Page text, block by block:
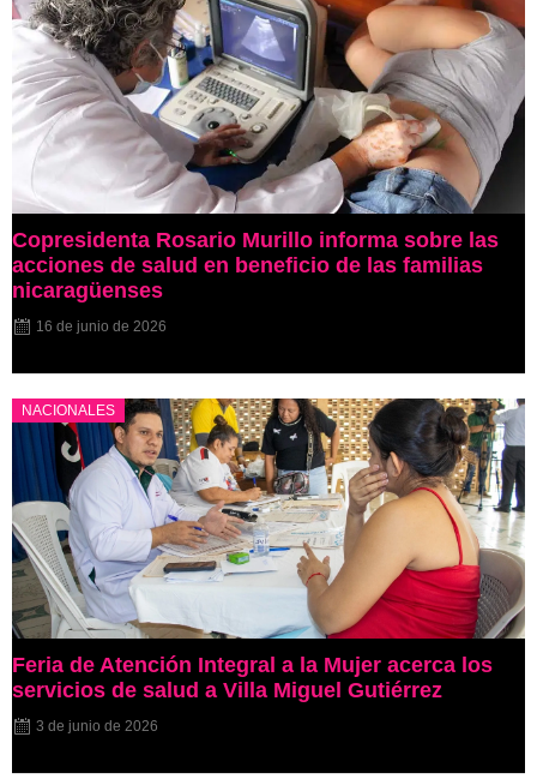
Copresidenta Rosario Murillo informa sobre las
acciones de salud en beneficio de las familias
nicaragüenses
16 de junio de 2026
NACIONALES
Feria de Atención Integral a la Mujer acerca los
servicios de salud a Villa Miguel Gutiérrez
3 de junio de 2026